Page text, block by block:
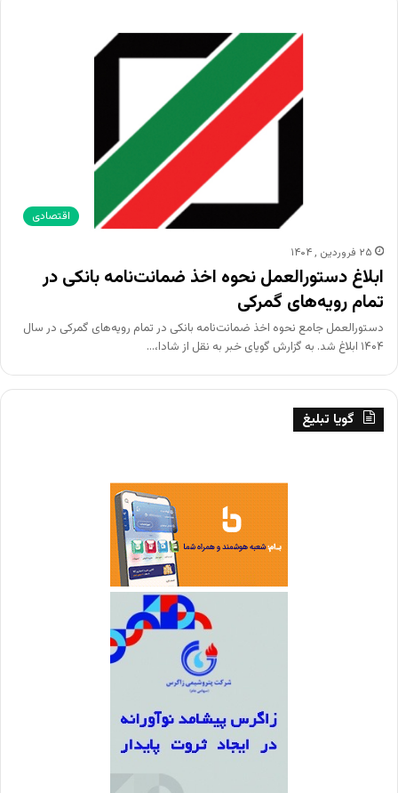
اقتصادی
۲۵ فروردین , ۱۴۰۴
ابلاغ دستورالعمل نحوه اخذ ضمانت‌نامه بانکی در
تمام رویه‌های گمرکی
دستورالعمل جامع نحوه اخذ ضمانت‌نامه بانکی در تمام رویه‌های گمرکی در سال
۱۴۰۴ ابلاغ شد. به گزارش گویای خبر به نقل از شادا،…
گویا تبلیغ